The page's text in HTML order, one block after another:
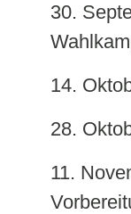
30.
14.
28.
11.